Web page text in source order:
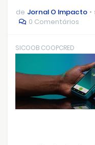
de Jornal O Impacto
0 Comentários
SICOOB COOPCRED